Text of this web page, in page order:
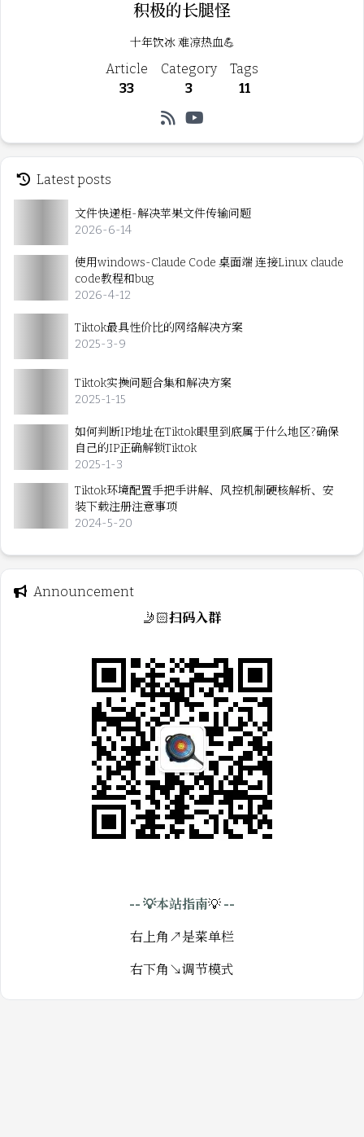
积极的长腿怪
十年饮冰 难凉热血💪
Article
33
Category
3
Tags
11
Latest posts
文件快递柜-解决苹果文件传输问题
2026-6-14
使用windows-Claude Code 桌面端 连接Linux claude
code教程和bug
2026-4-12
Tiktok最具性价比的网络解决方案
2025-3-9
Tiktok实操问题合集和解决方案
2025-1-15
如何判断IP地址在Tiktok眼里到底属于什么地区?确保
自己的IP正确解锁Tiktok
2025-1-3
Tiktok环境配置手把手讲解、风控机制硬核解析、安
装下载注册注意事项
2024-5-20
Announcement
🤳🏻扫码入群
-- 💡本站指南💡 --
右上角↗️是菜单栏
右下角↘️调节模式